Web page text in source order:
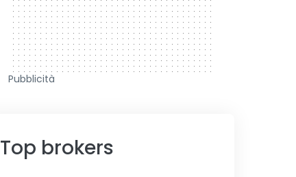
Pubblicità
Top brokers